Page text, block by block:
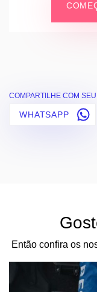
COMPARTILHE COM
WHATSAPP
Então confira os